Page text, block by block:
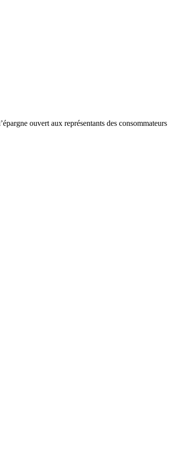
ouvert aux représentants des consommateurs